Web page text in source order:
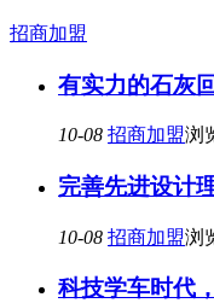
招商加盟
有实力的石灰
10-08 招商加盟浏
完善先进设计
10-08 招商加盟浏
科技学车时代